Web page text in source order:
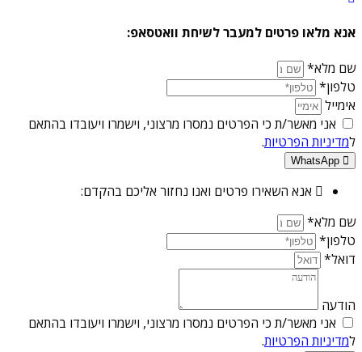
אנא מלאו פרטים למעבר לשיחת וואטסאפ:
שם מלא*
טלפון*
אימייל
אני מאשר/ת כי הפרטים נמסרו מרצוני, וישמרו ויעובדו בהתאם
למדיניות הפרטיות.
WhatsApp
אנא השאירו פרטים ואנו נחזור אליכם בהקדם:
שם מלא*
טלפון*
דואל*
הודעה
אני מאשר/ת כי הפרטים נמסרו מרצוני, וישמרו ויעובדו בהתאם
למדיניות הפרטיות.